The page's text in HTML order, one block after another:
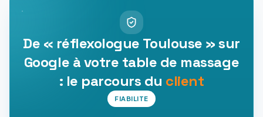
De « réflexologue Toulouse » sur
Google à votre table de massage
: le parcours du client
FIABILITE